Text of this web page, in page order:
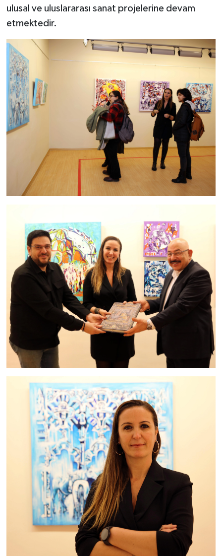
ulusal ve uluslararası sanat projelerine devam
etmektedir.